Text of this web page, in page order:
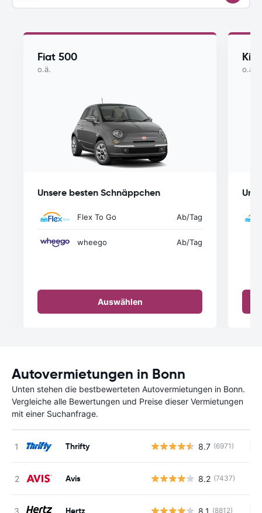
Fiat 500
o.ä.
Unsere besten Schnäppchen
Flex To Go Ab/Tag
wheego Ab/Tag
Auswählen
Kia
o.ä.
Autovermietungen in Bonn
Unten stehen die bestbewerteten Autovermietungen in Bonn.
Vergleiche alle Bewertungen und Preise dieser Vermietungen
mit einer Suchanfrage.
Thrifty 8.7 (6971)
Avis 8.2 (7437)
Hertz 8.1 (8812)